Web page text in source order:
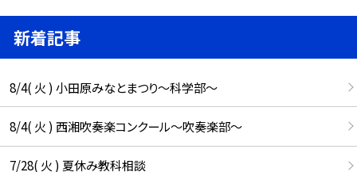
新着記事
8/4( 火 ) 小田原みなとまつり～科学部～
8/4( 火 ) 西湘吹奏楽コンクール～吹奏楽部～
7/28( 火 ) 夏休み教科相談